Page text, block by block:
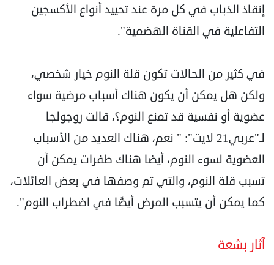
إنقاذ الذباب في كل مرة عند تحييد أنواع الأكسجين
التفاعلية في القناة الهضمية".
في كثير من الحالات تكون قلة النوم خيار شخصي،
ولكن هل يمكن أن يكون هناك أسباب مرضية سواء
عضوية أو نفسية قد تمنع النوم؟، قالت روجولجا
لـ"عربي21 لايت": " نعم، هناك العديد من الأسباب
العضوية لسوء النوم، أيضا هناك طفرات يمكن أن
تسبب قلة النوم، والتي تم وصفها في بعض العائلات،
كما يمكن أن يتسبب المرض أيضًا في اضطراب النوم".
آثار بشعة